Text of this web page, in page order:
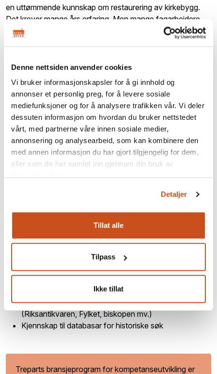
Denne nettsiden anvender cookies
Vi bruker informasjonskapsler for å gi innhold og
annonser et personlig preg, for å levere sosiale
mediefunksjoner og for å analysere trafikken vår. Vi deler
dessuten informasjon om hvordan du bruker nettstedet
vårt, med partnerne våre innen sosiale medier,
annonsering og analysearbeid, som kan kombinere den
med annen informasjon du har gjort tilgjengelig for dem,
eller som de har samlet inn gjennom din bruk av
Detaljer
Tillat alle
Tilpass
Ikke tillat
en uttømmende kunnskap om restaurering av kirkebygg.
Det krever mange års erfaring. Men mange fagarbeidere
har en erfaring som langt på vei gjør dem skikket til mange
restaureringsoppgaver. Men de mangler kjennskap til
tilstandsvurdering, kunnskap om tradisjonelle materialer etc.
Utdanningen kan gi dem en grunnleggende innsikt i hvilken
kunnskap som kreves.
Relevante tema hentet fra er:
Gjennomføring av tilstandsvurderingar i tråd med
NS3424, samanhang mellom skadebilete og årsak,
samt vurdering av tiltak
Kunnskap om eldre mur, tre og teglkonstruksjonar
Kjennskap til grunnleggande antikvariske prinsipp slik
Kunne vurdere materiale for reparasjon og
Kjennskap til relevant regelverk på området;
Kulturminneloven, Plan og bygningsloven,
Kjennskap til grunnleggande stilepokar
Kjennskap til organiseringa av kyrkjesektoren
Kjennskap til søknadsprosessar innanfor feltet
(Riksantikvaren, Fylket, biskopen mv.)
Kjennskap til databasar for historiske søk
Treparts bransjeprogram for kompetanseutvikling er